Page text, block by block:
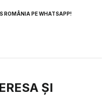
ROMÂNIA PE WHATSAPP!
ȘI